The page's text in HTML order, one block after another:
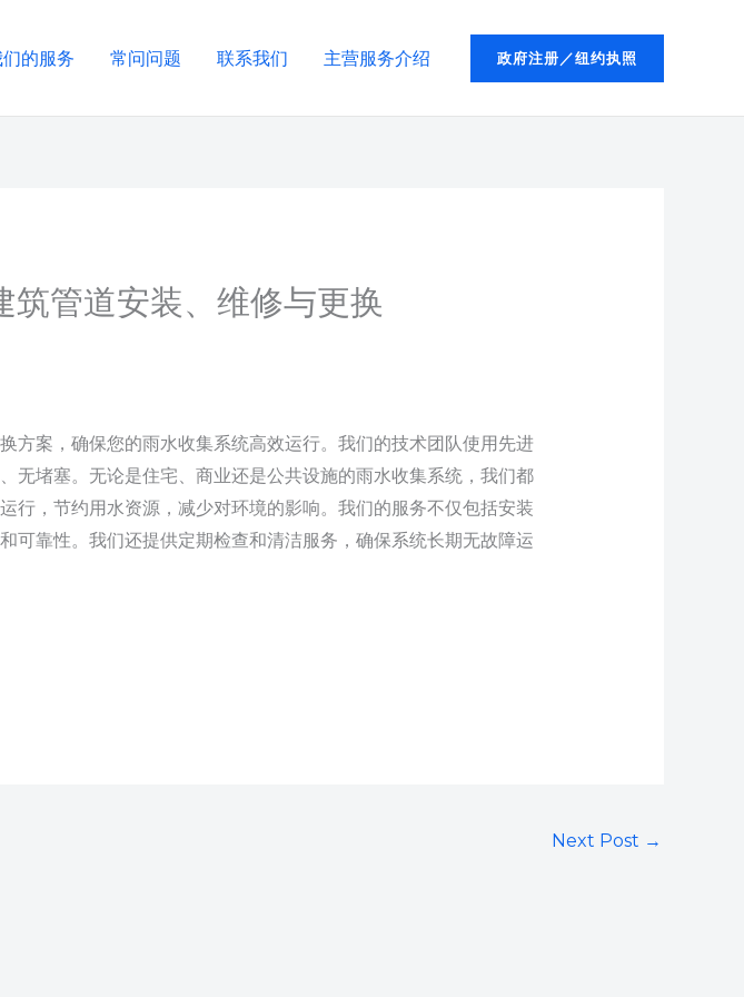
的服务 常问问题 联系我们 主营服务介绍 政府注册／纽约执照
筑管道安装、维修与更换
方案，确保您的雨水收集系统高效运行。我们的技术团队使用先进
无堵塞。无论是住宅、商业还是公共设施的雨水收集系统，我们都
行，节约用水资源，减少对环境的影响。我们的服务不仅包括安装
可靠性。我们还提供定期检查和清洁服务，确保系统长期无故障运
Next Post →